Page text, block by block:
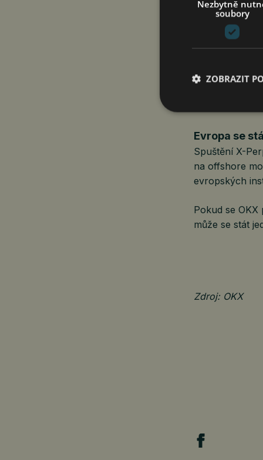
segmenty
Ghoos
probíhá na
alternativy v
pomyslný
Evropa se
Spuštění X-
na offshore
evropských
Pokud se
může se stát
Zdroj: OKX
Nezbytně
soubory
ZOBRAZIT